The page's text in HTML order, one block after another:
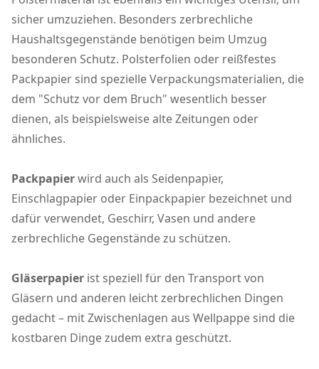
sicher umzuziehen. Besonders zerbrechliche
Haushaltsgegenstände benötigen beim Umzug
besonderen Schutz. Polsterfolien oder reißfestes
Packpapier sind spezielle Verpackungsmaterialien, die
dem "Schutz vor dem Bruch" wesentlich besser
dienen, als beispielsweise alte Zeitungen oder
ähnliches.
Packpapierwird auch als Seidenpapier,
Einschlagpapier oder Einpackpapier bezeichnet und
dafür verwendet, Geschirr, Vasen und andere
zerbrechliche Gegenstände zu schützen.
Gläserpapier ist speziell für den Transport von
Gläsern und anderen leicht zerbrechlichen Dingen
gedacht – mit Zwischenlagen aus Wellpappe sind die
kostbaren Dinge zudem extra geschützt.